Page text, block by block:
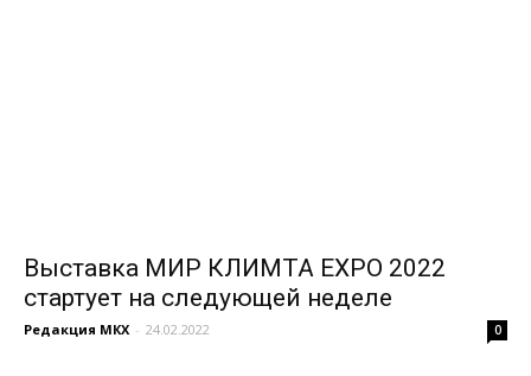
Выставка МИР КЛИМТА EXPO 2022
стартует на следующей неделе
Редакция МКХ - 24.02.2022 0